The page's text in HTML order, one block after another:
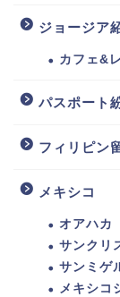
ジョージア
カフェ&
パスポート
フィリピン
メキシコ
オアハカ
サンクリ
サンミゲ
メキシコ